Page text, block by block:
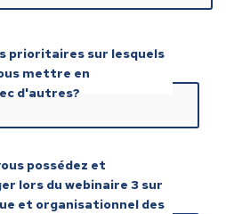
prioritaires sur lesquels
mettre en
d'autres?
possédez et
lors du webinaire 3 sur
et organisationnel des